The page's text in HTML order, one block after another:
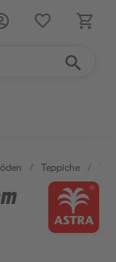
/ Teppiche /